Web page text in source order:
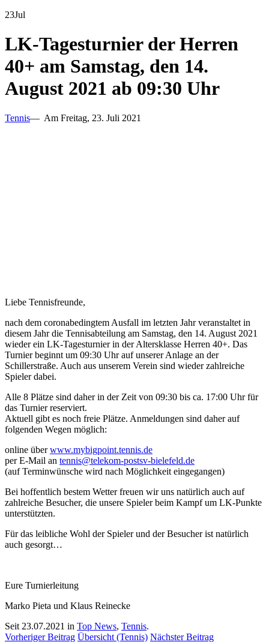
23Jul
LK-Tagesturnier der Herren
40+ am Samstag, den 14.
August 2021 ab 09:30 Uhr
Tennis— Am Freitag, 23. Juli 2021
Liebe Tennisfreunde,
nach dem coronabedingtem Ausfall im letzten Jahr veranstaltet in
diesem Jahr die Tennisabteilung am Samstag, den 14. August 2021
wieder ein LK-Tagesturnier in der Altersklasse Herren 40+. Das
Turnier beginnt um 09:30 Uhr auf unserer Anlage an der
Schillerstraße. Auch aus unserem Verein sind wieder zahlreiche
Spieler dabei.
Alle 8 Plätze sind daher in der Zeit von 09:30 bis ca. 17:00 Uhr für
das Turnier reserviert.
Aktuell gibt es noch freie Plätze. Anmeldungen sind daher auf
folgenden Wegen möglich:
online überwww.mybigpoint.tennis.de
per E-Mail an tennis@telekom-postsv-bielefeld.de
(auf Terminwünsche wird nach Möglichkeit eingegangen)
Bei hoffentlich bestem Wetter freuen wir uns natürlich auch auf
zahlreiche Besucher, die unsere Spieler beim Kampf um LK-Punkte
unterstützten.
Für das leibliche Wohl der Spieler und der Besucher ist natürlich
auch gesorgt…
Eure Turnierleitung
Marko Pieta und Klaus Reinecke
Seit 23.07.2021 in Top News, Tennis.
Vorheriger Beitrag Übersicht (Tennis) Nächster Beitrag